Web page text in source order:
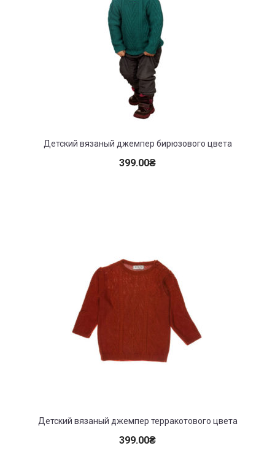
Детский вязаный джемпер бирюзового цвета
399.00₴
Детский вязаный джемпер терракотового цвета
399.00₴